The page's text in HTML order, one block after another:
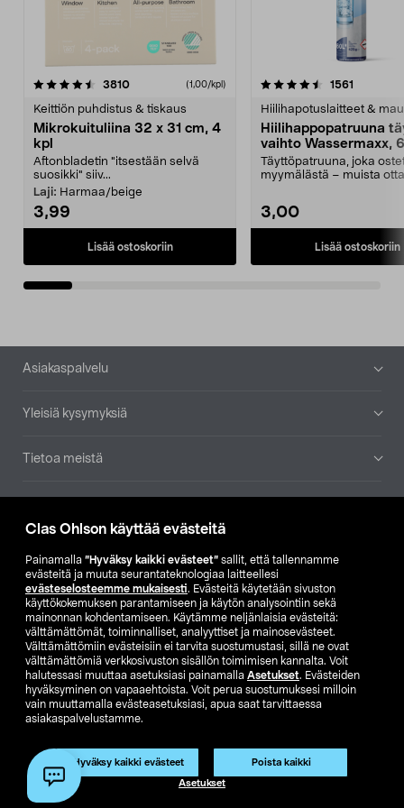
Clas Ohlson käyttää evästeitä
Painamalla ”Hyväksy kaikki evästeet” sallit, että tallennamme
evästeitä ja muuta seurantateknologiaa laitteellesi
evästeselosteemme mukaisesti. Evästeitä käytetään sivuston
käyttökokemuksen parantamiseen ja käytön analysointiin sekä
mainonnan kohdentamiseen. Käytämme neljänlaisia evästeitä:
välttämättömät, toiminnalliset, analyyttiset ja mainosevästeet.
Välttämättömiin evästeisiin ei tarvita suostumustasi, sillä ne ovat
välttämättömiä verkkosivuston sisällön toimimisen kannalta. Voit
halutessasi muuttaa asetuksiasi painamalla Asetukset. Evästeiden
hyväksyminen on vapaaehtoista. Voit perua suostumuksesi milloin
vain muuttamalla evästeasetuksiasi, apua saat tarvittaessa
asiakaspalvelustamme.
Hyväksy kaikki evästeet Poista kaikki
Asetukset
3810arvostelut (1,00/kpl)
Keittiön puhdistus & tiskaus
Mikrokuituliina 32 x 31 cm, 4
kpl
Aftonbladetin "itsestään selvä
suosikki" siiv...
Laji: Harmaa/beige
3,99
Lisää ostoskoriin
4.5viidestä
1561
Hiilihapotuslaitteet &
Hiilihappopatruuna
vaihto Wassermaxx,
Täyttöpatruuna, joka
myymälästä – muista
3,00
Lisää ostoskoriin
4.5viidestä
Alatunniste
Asiakaspalvelu
Yleisiä kysymyksiä
Tietoa meistä
Etsi myymälä
SE NO FI
FI SV
Ostoehdot